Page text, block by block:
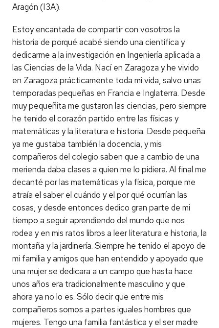
Aragón (I3A).
Estoy encantada de compartir con vosotros la
historia de porqué acabé siendo una científica y
dedicarme a la investigación en Ingeniería aplicada a
las Ciencias de la Vida. Nací en Zaragoza y he vivido
en Zaragoza prácticamente toda mi vida, salvo unas
temporadas pequeñas en Francia e Inglaterra. Desde
muy pequeñita me gustaron las ciencias, pero siempre
he tenido el corazón partido entre las físicas y
matemáticas y la literatura e historia. Desde pequeña
ya me gustaba también la docencia, y mis
compañeros del colegio saben que a cambio de una
merienda daba clases a quien me lo pidiera. Al final me
decanté por las matemáticas y la física, porque me
atraía el saber el cuándo y el por qué ocurrían las
cosas, y desde entonces dedico gran parte de mi
tiempo a seguir aprendiendo del mundo que nos
rodea y en mis ratos libros a leer literatura e historia, la
montaña y la jardinería. Siempre he tenido el apoyo de
mi familia y amigos que han entendido y apoyado que
una mujer se dedicara a un campo que hasta hace
unos años era tradicionalmente masculino y que
ahora ya no lo es. Sólo decir que entre mis
compañeros somos a partes iguales hombres que
mujeres. Tengo una familia fantástica y el ser madre